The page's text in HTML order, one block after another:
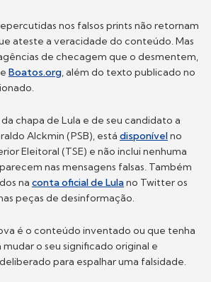
nos falsos prints não retornam
ateste a veracidade do conteúdo. Mas
de checagem que o desmentem,
e Boatos.org, além do texto publicado no
chapa de Lula e de seu candidato a
Alckmin (PSB), está disponívelno
Eleitoral (TSE) e não inclui nenhuma
nas mensagens falsas. Também
na conta oficial de Lulano Twitter os
peças de desinformação.
é o conteúdo inventado ou que tenha
o seu significado original e
para espalhar uma falsidade.